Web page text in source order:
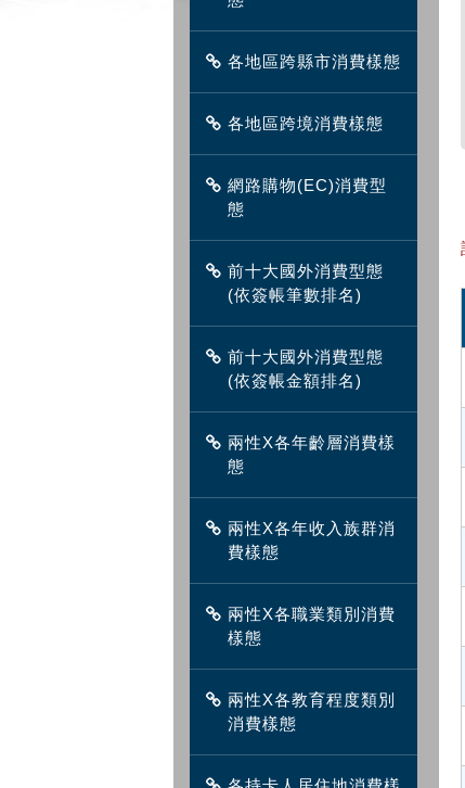
各地區跨縣市消費樣態
各地區跨境消費樣態
網路購物(EC)消費型
態
前十大國外消費型態
(依簽帳筆數排名)
前十大國外消費型態
(依簽帳金額排名)
兩性X各年齡層消費樣
態
兩性X各年收入族群消
費樣態
兩性X各職業類別消費
樣態
兩性X各教育程度類別
消費樣態